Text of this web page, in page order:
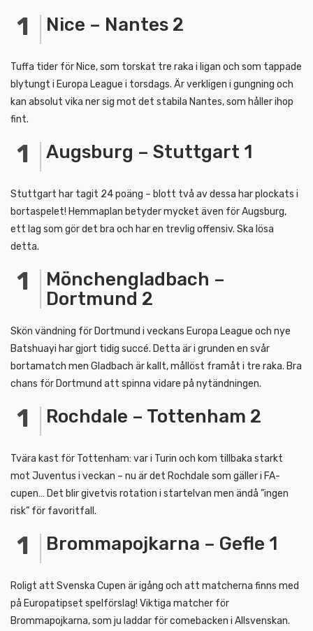
Nice – Nantes 2
Tuffa tider för Nice, som torskat tre raka i ligan och som tappade
blytungt i Europa League i torsdags. Är verkligen i gungning och
kan absolut vika ner sig mot det stabila Nantes, som håller ihop
fint.
Augsburg – Stuttgart 1
Stuttgart har tagit 24 poäng – blott två av dessa har plockats i
bortaspelet! Hemmaplan betyder mycket även för Augsburg,
ett lag som gör det bra och har en trevlig offensiv. Ska lösa
detta.
Mönchengladbach –
Dortmund 2
Skön vändning för Dortmund i veckans Europa League och nye
Batshuayi har gjort tidig succé. Detta är i grunden en svår
bortamatch men Gladbach är kallt, mållöst framåt i tre raka. Bra
chans för Dortmund att spinna vidare på nytändningen.
Rochdale – Tottenham 2
Tvära kast för Tottenham: var i Turin och kom tillbaka starkt
mot Juventus i veckan – nu är det Rochdale som gäller i FA-
cupen… Det blir givetvis rotation i startelvan men ändå ”ingen
risk” för favoritfall.
Brommapojkarna – Gefle 1
Roligt att Svenska Cupen är igång och att matcherna finns med
på Europatipset spelförslag! Viktiga matcher för
Brommapojkarna, som ju laddar för comebacken i Allsvenskan.